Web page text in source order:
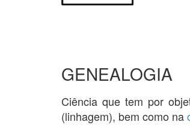
GENEALOGIA
Ciência que tem por
(linhagem), bem como na